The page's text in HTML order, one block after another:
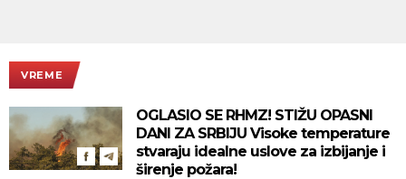
VREME
OGLASIO SE RHMZ! STIŽU OPASNI
DANI ZA SRBIJU Visoke temperature
stvaraju idealne uslove za izbijanje i
širenje požara!